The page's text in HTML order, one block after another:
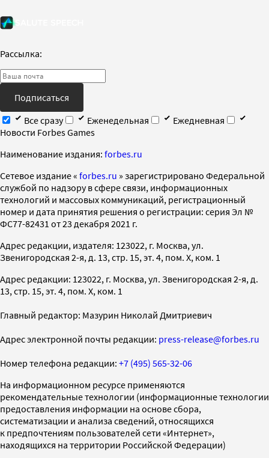
Рассылка:
Подписаться
Все сразу
Еженедельная
Ежедневная
Новости Forbes Games
Наименование издания: forbes.ru
Cетевое издание « forbes.ru » зарегистрировано Федеральной
службой по надзору в сфере связи, информационных
технологий и массовых коммуникаций, регистрационный
номер и дата принятия решения о регистрации: серия Эл №
ФС77-82431 от 23 декабря 2021 г.
Адрес редакции, издателя: 123022, г. Москва, ул.
Звенигородская 2-я, д. 13, стр. 15, эт. 4, пом. X, ком. 1
Адрес редакции: 123022, г. Москва, ул. Звенигородская 2-я, д.
13, стр. 15, эт. 4, пом. X, ком. 1
Главный редактор: Мазурин Николай Дмитриевич
Адрес электронной почты редакции: press-release@forbes.ru
Номер телефона редакции: +7 (495) 565-32-06
На информационном ресурсе применяются
рекомендательные технологии (информационные технологии
предоставления информации на основе сбора,
систематизации и анализа сведений, относящихся
к предпочтениям пользователей сети «Интернет»,
находящихся на территории Российской Федерации)